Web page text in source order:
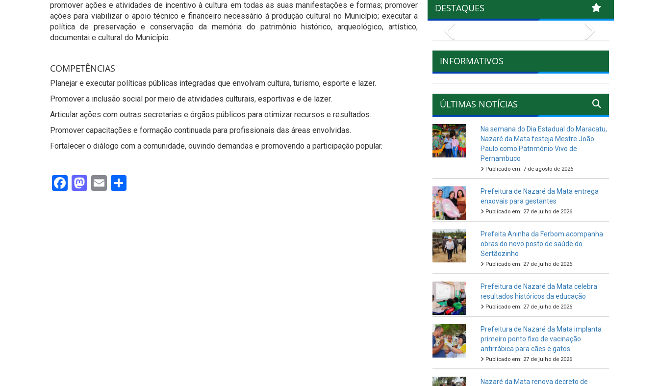
promover ações e atividades de incentivo à cultura em todas as suas manifestações e formas; promover
ações para viabilizar o apoio técnico e financeiro necessário à produção cultural no Município; executar a
política de preservação e conservação da memória do patrimônio histórico, arqueológico, artístico,
documentai e cultural do Município.
COMPETÊNCIAS
Planejar e executar políticas públicas integradas que envolvam cultura, turismo, esporte e lazer.
Promover a inclusão social por meio de atividades culturais, esportivas e de lazer.
Articular ações com outras secretarias e órgãos públicos para otimizar recursos e resultados.
Promover capacitações e formação continuada para profissionais das áreas envolvidas.
Fortalecer o diálogo com a comunidade, ouvindo demandas e promovendo a participação popular.
Facebook
Mastodon
Email
DESTAQUES
INFORMATIVOS
ÚLTIMAS NOTÍCIAS
Na semana do Dia Estadual do Maracatu,
Nazaré da Mata festeja Mestre João
Paulo como Patrimônio Vivo de
Pernambuco
Publicado em: 7 de agosto de 2026
Prefeitura de Nazaré da Mata entrega
enxovais para gestantes
Publicado em: 27 de julho de 2026
Prefeita Aninha da Ferbom acompanha
obras do novo posto de saúde do
Sertãozinho
Publicado em: 27 de julho de 2026
Prefeitura de Nazaré da Mata celebra
resultados históricos da educação
Publicado em: 27 de julho de 2026
Prefeitura de Nazaré da Mata implanta
primeiro ponto fixo de vacinação
antirrábica para cães e gatos
Publicado em: 27 de julho de 2026
Nazaré da Mata renova decreto de